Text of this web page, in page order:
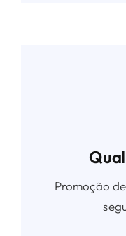
Promoção